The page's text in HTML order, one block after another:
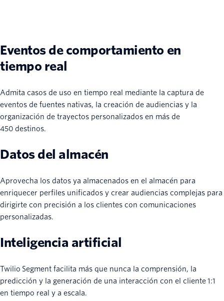
Eventos de comportamiento en
tiempo real
Admita casos de uso en tiempo real mediante la captura de
eventos de fuentes nativas, la creación de audiencias y la
organización de trayectos personalizados en más de
450 destinos.
Datos del almacén
Aprovecha los datos ya almacenados en el almacén para
enriquecer perfiles unificados y crear audiencias complejas para
dirigirte con precisión a los clientes con comunicaciones
personalizadas.
Inteligencia artificial
Twilio Segment facilita más que nunca la comprensión, la
predicción y la generación de una interacción con el cliente 1:1
en tiempo real y a escala.